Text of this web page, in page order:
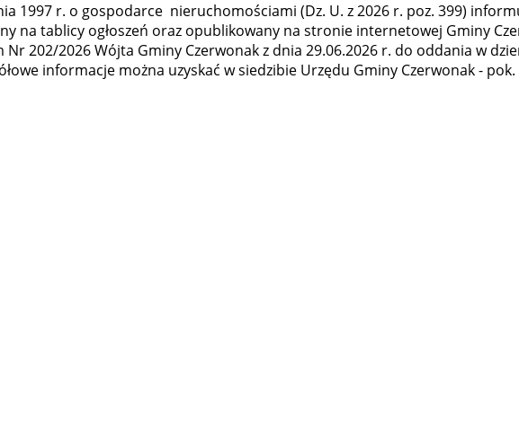
1997 r. o gospodarce nieruchomościami (Dz. U. z 2026 r. poz. 399)
na tablicy ogłoszeń oraz opublikowany na stronie internetowej Gminy
202/2026 Wójta Gminy Czerwonak z dnia 29.06.2026 r. do oddania w
informacje można uzyskać w siedzibie Urzędu Gminy Czerwonak -